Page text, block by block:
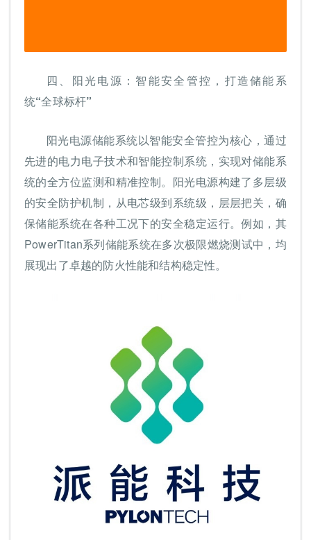
四、 阳光电源：智能安全管控，打造储能系
统“全球标杆”
阳光电源储能系统以智能安全管控为核心，通过
先进的电力电子技术和智能控制系统，实现对储能系
统的全方位监测和精准控制。阳光电源构建了多层级
的安全防护机制，从电芯级到系统级，层层把关，确
保储能系统在各种工况下的安全稳定运行。例如，其
PowerTitan系列储能系统在多次极限燃烧测试中，均
展现出了卓越的防火性能和结构稳定性。